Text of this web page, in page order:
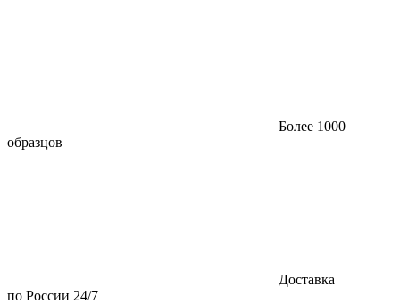
Более 1000
образцов
Доставка
по России 24/7